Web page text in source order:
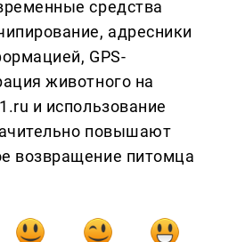
средства
адресники
GPS-
животного на
и использование
повышают
возвращение питомца